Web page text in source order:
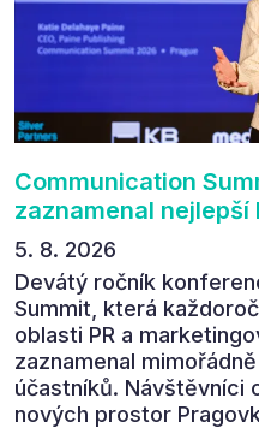
Communication
zaznamenal
5. 8. 2026
Devátý ročník
Summit, která
oblasti PR a
zaznamenal
účastníků. Návštěvníci
nových prostor